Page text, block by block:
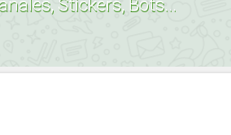
Stickers, Bots...